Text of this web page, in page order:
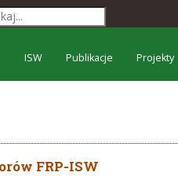
ISW Publikacje Projekty
FRP-ISW